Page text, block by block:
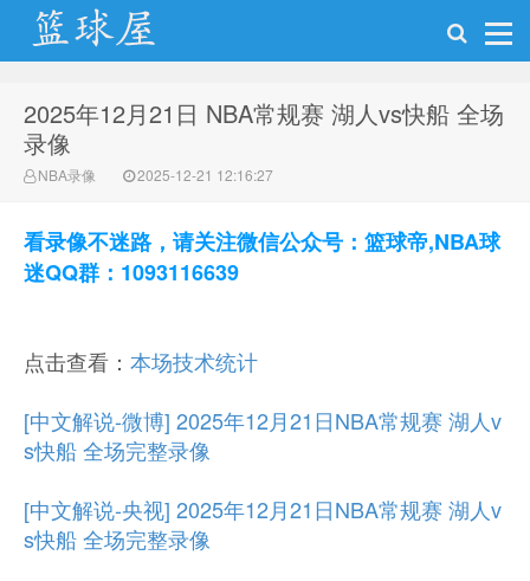
NBA录像网
2025年12月21日 NBA常规赛 湖人vs快船 全场
录像
NBA录像 2025-12-21 12:16:27
看录像不迷路，请关注微信公众号：篮球帝,NBA球
迷QQ群：1093116639
点击查看： 本场技术统计
[中文解说-微博] 2025年12月21日NBA常规赛 湖人v
s快船 全场完整录像
[中文解说-央视] 2025年12月21日NBA常规赛 湖人v
s快船 全场完整录像